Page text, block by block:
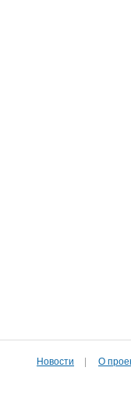
Новости О